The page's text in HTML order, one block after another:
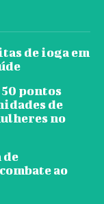
de ioga em
pontos
de
no
ao